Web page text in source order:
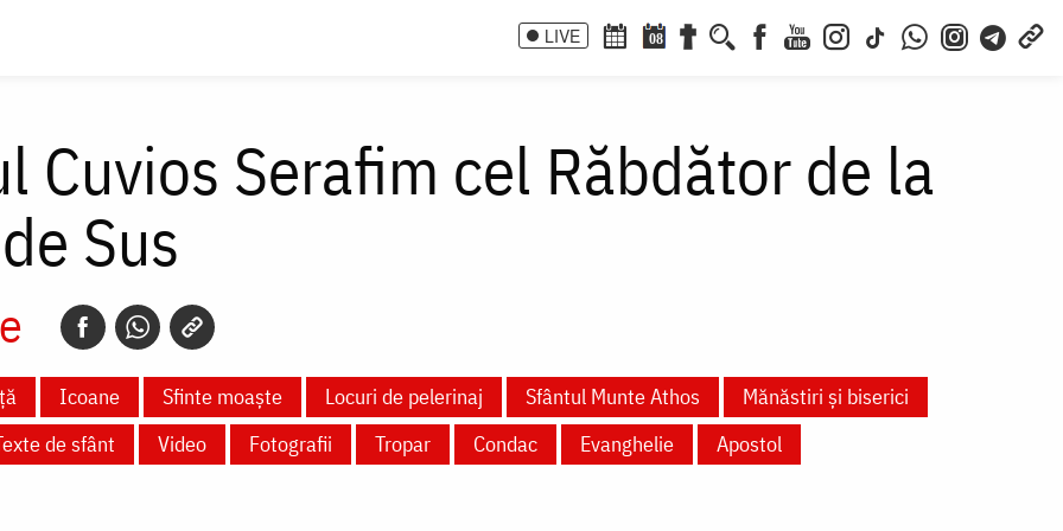
LIVE 08
Cuvios Serafim cel Răbdător de la
Sus
Icoane Sfinte moaște Locuri de pelerinaj Sfântul Munte Athos
Mănăstiri și biserici
de sfânt Video Fotografii Tropar Condac Evanghelie Apostol